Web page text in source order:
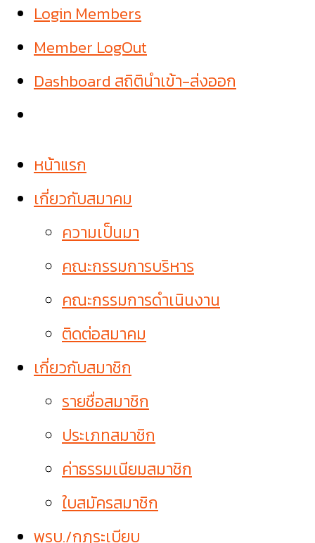
Login Members
Member LogOut
Dashboard สถิตินำเข้า-ส่งออก
หน้าแรก
เกี่ยวกับสมาคม
ความเป็นมา
คณะกรรมการบริหาร
คณะกรรมการดำเนินงาน
ติดต่อสมาคม
เกี่ยวกับสมาชิก
รายชื่อสมาชิก
ประเภทสมาชิก
ค่าธรรมเนียมสมาชิก
ใบสมัครสมาชิก
พรบ./กฎระเบียบ